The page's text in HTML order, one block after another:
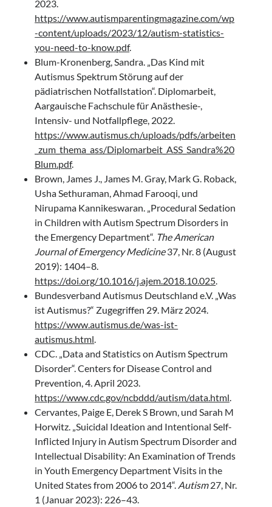
2023.
https://www.autismparentingmagazine.com/wp
-content/uploads/2023/12/autism-statistics-
you-need-to-know.pdf.
Blum-Kronenberg, Sandra. „Das Kind mit
Autismus Spektrum Störung auf der
pädiatrischen Notfallstation“. Diplomarbeit,
Aargauische Fachschule für Anästhesie-,
Intensiv- und Notfallpflege, 2022.
https://www.autismus.ch/uploads/pdfs/arbeiten
_zum_thema_ass/Diplomarbeit_ASS_Sandra%20
Blum.pdf.
Brown, James J., James M. Gray, Mark G. Roback,
Usha Sethuraman, Ahmad Farooqi, und
Nirupama Kannikeswaran. „Procedural Sedation
in Children with Autism Spectrum Disorders in
the Emergency Department“. The American
Journal of Emergency Medicine37, Nr. 8 (August
2019): 1404–8.
https://doi.org/10.1016/j.ajem.2018.10.025.
Bundesverband Autismus Deutschland e.V. „Was
ist Autismus?“ Zugegriffen 29. März 2024.
https://www.autismus.de/was-ist-
autismus.html.
CDC. „Data and Statistics on Autism Spectrum
Disorder“. Centers for Disease Control and
Prevention, 4. April 2023.
https://www.cdc.gov/ncbddd/autism/data.html.
Cervantes, Paige E, Derek S Brown, und Sarah M
Horwitz. „Suicidal Ideation and Intentional Self-
Inflicted Injury in Autism Spectrum Disorder and
Intellectual Disability: An Examination of Trends
in Youth Emergency Department Visits in the
United States from 2006 to 2014“. Autism27, Nr.
1 (Januar 2023): 226–43.